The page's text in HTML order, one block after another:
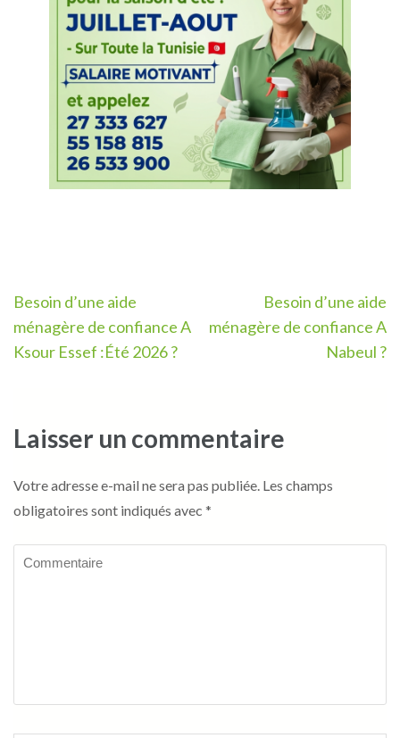
Navigation
de
l’article
Besoin d’une aide
ménagère de confiance A
Ksour Essef :Été 2026 ?
Besoin d’une aide
ménagère de confiance A
Nabeul ?
Laisser un commentaire
Votre adresse e-mail ne sera pas publiée. Les champs
obligatoires sont indiqués avec *
Commentaire